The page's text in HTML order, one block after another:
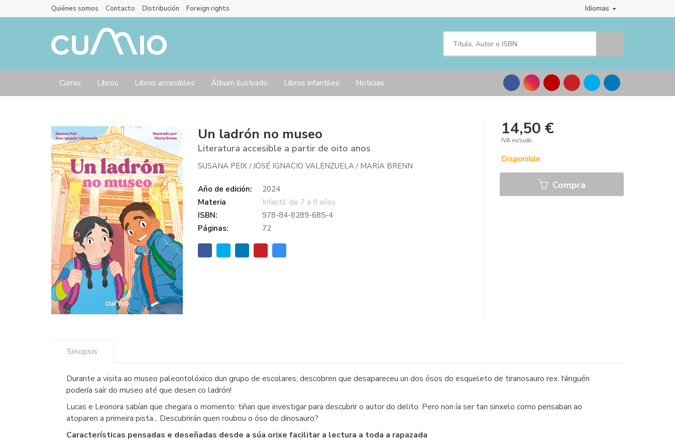
Idiomas
Quiénes somos Contacto Distribución Foreign rights
Cumio Libros Libros accesibles Álbum ilustrado Libros infantiles Noticias
Un ladrón no museo
Literatura accesible a partir de oito anos
SUSANA PEIX/JOSÉ IGNACIO VALENZUELA/ MARÍA BRENN
Año de edición:
2024
Materia
Infantil: de 7 a 9 años
ISBN:
978-84-8289-685-4
Páginas:
72
14,50 €
IVA incluido
Disponible
Compra
Sinopsis
Durante a visita ao museo paleontolóxico dun grupo de escolares, descobren que desapareceu un dos ósos do esqueleto de tiranosauro rex. Ninguén
podería saír do museo até que desen co ladrón!
Lucas e Leonora sabían que chegara o momento: tiñan que investigar para descubrir o autor do delito. Pero non ía ser tan sinxelo como pensaban ao
atoparen a primeira pista... Descubrirán quen roubou o óso do dinosauro?
Características pensadas e deseñadas desde a súa orixe facilitar a lectura a toda a rapazada